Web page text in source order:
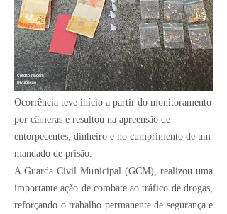
Divulgação
Crédito Imagem:
Ocorrência teve início a partir do monitoramento
por câmeras e resultou na apreensão de
entorpecentes, dinheiro e no cumprimento de um
mandado de prisão.
A Guarda Civil Municipal (GCM), realizou uma
importante ação de combate ao tráfico de drogas,
reforçando o trabalho permanente de segurança e